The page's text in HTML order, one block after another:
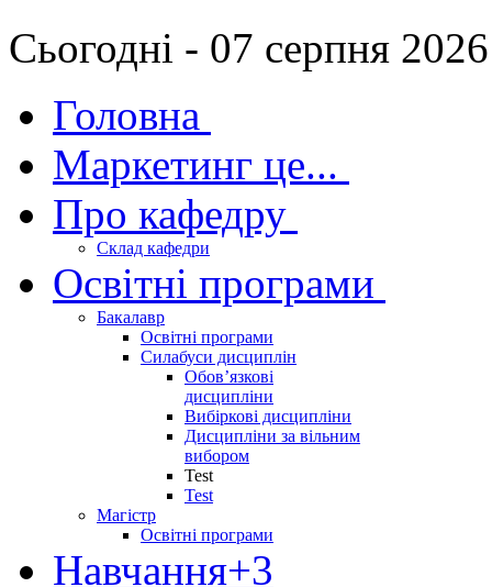
Сьогодні - 07 серпня
Головна
Маркетинг це...
Про кафедру
Склад кафедри
Освітні програми
Бакалавр
Освітні програми
Силабуси дисциплін
Обов’язкові
дисципліни
Вибіркові дисципліни
Дисципліни за вільним
вибором
Test
Test
Магістр
Освітні програми
Навчання+3